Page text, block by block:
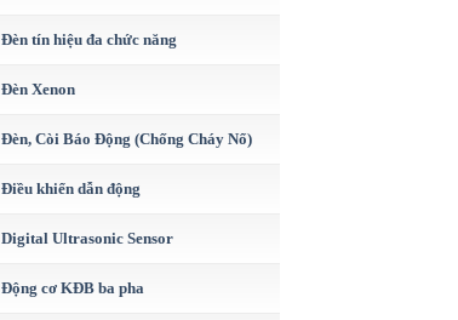
Đèn tín hiệu đa chức năng
Đèn Xenon
Đèn, Còi Báo Động (Chống Cháy Nổ)
Điều khiển dẫn động
Digital Ultrasonic Sensor
Động cơ KĐB ba pha